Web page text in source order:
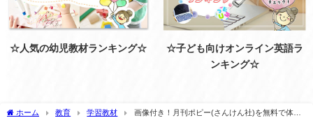
☆人気の幼児教材ランキング☆
☆子ども向けオンライン英語ラ
ンキング☆
ホーム 教育 学習教材
画像付き！月刊ポピー(さんけん社)を無料で体験